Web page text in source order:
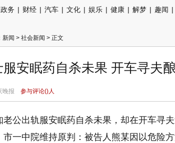
政务 | 财经 | 汽车 | 文化 | 娱乐 | 健康 | 解梦 | 趣闻 |
新闻 > 社会新闻 > 正文
服安眠药自杀未果 开车寻夫
晚报 参与评论()人
老公出轨服安眠药自杀未果，却在开车寻
一中院维持原判：被告人熊某因以危险